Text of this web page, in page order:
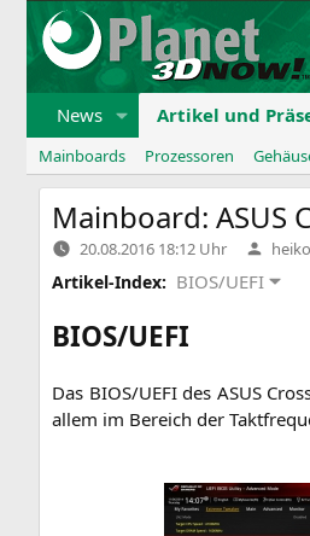
Zum
Inhalt
springen
News Artikel und
Mainboards Prozessoren
Mainboard: ASUS
20.08.2016 18:12 Uhr
von
Artikel-Index: BIOS/UEFI
BIOS/UEFI
Das BIOS/UEFIdes ASUS
allem im Bereich der